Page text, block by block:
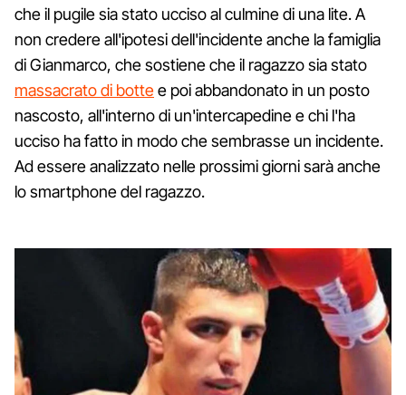
che il pugile sia stato ucciso al culmine di una lite. A
non credere all'ipotesi dell'incidente anche la famiglia
di Gianmarco, che sostiene che il ragazzo sia stato
massacrato di bottee poi abbandonato in un posto
nascosto, all'interno di un'intercapedine e chi l'ha
ucciso ha fatto in modo che sembrasse un incidente.
Ad essere analizzato nelle prossimi giorni sarà anche
lo smartphone del ragazzo.